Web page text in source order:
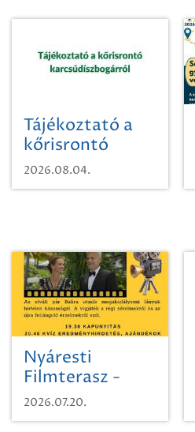
Tájékoztató a
kőrisrontó
karcsúdíszbogárról
2026.08.04.
Nyáresti
Filmterasz -
Beugró a
Paradicsomba
2026.07.20.